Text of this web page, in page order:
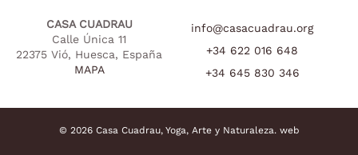
CASA CUADRAU
Calle Única 11
22375 Vió, Huesca, España
MAPA
info@casacuadrau.org
+34 622 016 648
+34 645 830 346
© 2026 Casa Cuadrau, Yoga, Arte y Naturaleza. web